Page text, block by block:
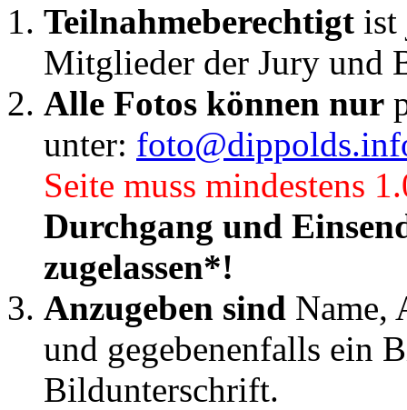
Teilnahmeberechtigt ist
Mitglieder der Jury und
Alle Fotos können nur
unter:
Seite muss mindestens
Durchgang und
zugelassen*!
Anzugeben sind Name,
und gegebenenfalls ein
Bildunterschrift.